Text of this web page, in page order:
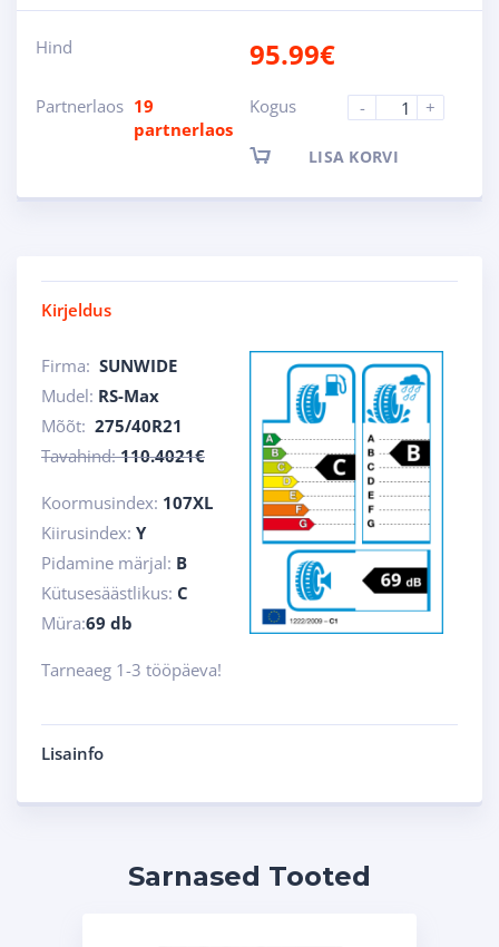
Hind 95.99€
Partnerlaos 19
partnerlaos
Kogus - +
LISA KORVI
Kirjeldus
Firma: SUNWIDE
Mudel: RS-Max
Mõõt: 275/40R21
Tavahind:110.4021€
Koormusindex: 107XL
Kiirusindex: Y
Pidamine märjal: B
Kütusesäästlikus: C
Müra:69 db
Tarneaeg 1-3 tööpäeva!
Lisainfo
Sarnased Tooted